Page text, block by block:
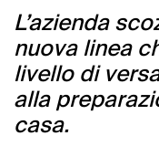
L’azienda
nuova linea
livello di
alla
casa.